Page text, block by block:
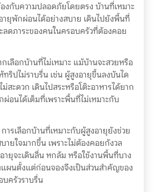
งกับความปลอดภัยโดยตรง บ้านที่เหมาะ
ายุพักผ่อนได้อย่างสบาย เดินไปยังพื้นที่
ลดภาระของคนในครอบครัวที่ต้องคอย
เลือกบ้านที่ไม่เหมาะ แม้บ้านจะสวยหรือ
ทริปไม่ราบรื่น เช่น ผู้สูงอายุขึ้นลงบันได
ม่สะดวก เดินไปสระหรือโต๊ะอาหารได้ยาก
อนได้เต็มที่เพราะพื้นที่ไม่เหมาะกับ
ารเลือกบ้านที่เหมาะกับผู้สูงอายุยังช่วย
ายใจมากขึ้น เพราะไม่ต้องคอยกังวล
ายุจะเดินลื่น หกล้ม หรือใช้งานพื้นที่บาง
แผนตั้งแต่ก่อนจองจึงเป็นส่วนสำคัญของ
บครัวราบรื่น